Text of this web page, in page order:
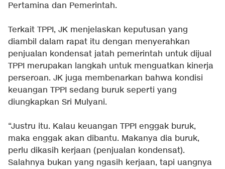
Pertamina dan Pemerintah.
Terkait TPPI, JK menjelaskan keputusan yang
diambil dalam rapat itu dengan menyerahkan
penjualan kondensat jatah pemerintah untuk dijual
TPPI merupakan langkah untuk menguatkan kinerja
perseroan. JK juga membenarkan bahwa kondisi
keuangan TPPI sedang buruk seperti yang
diungkapkan Sri Mulyani.
“Justru itu. Kalau keuangan TPPI enggak buruk,
maka enggak akan dibantu. Makanya dia buruk,
perlu dikasih kerjaan (penjualan kondensat).
Salahnya bukan yang ngasih kerjaan, tapi uangnya